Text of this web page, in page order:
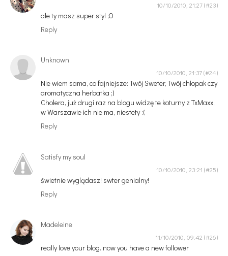
10/10/2010, 21:27
ale ty masz super styl ;O
Reply
Unknown
10/10/2010, 21:37
Nie wiem sama, co fajniejsze: Twój Sweter, Twój chłopak czy
aromatyczna herbatka ;)
Cholera, już drugi raz na blogu widzę te koturny z TxMaxx,
w Warszawie ich nie ma, niestety :(
Reply
Satisfy my soul
10/10/2010, 23:21
świetnie wyglądasz! swter genialny!
Reply
Madeleine
11/10/2010, 09:42
really love your blog. now you have a new follower